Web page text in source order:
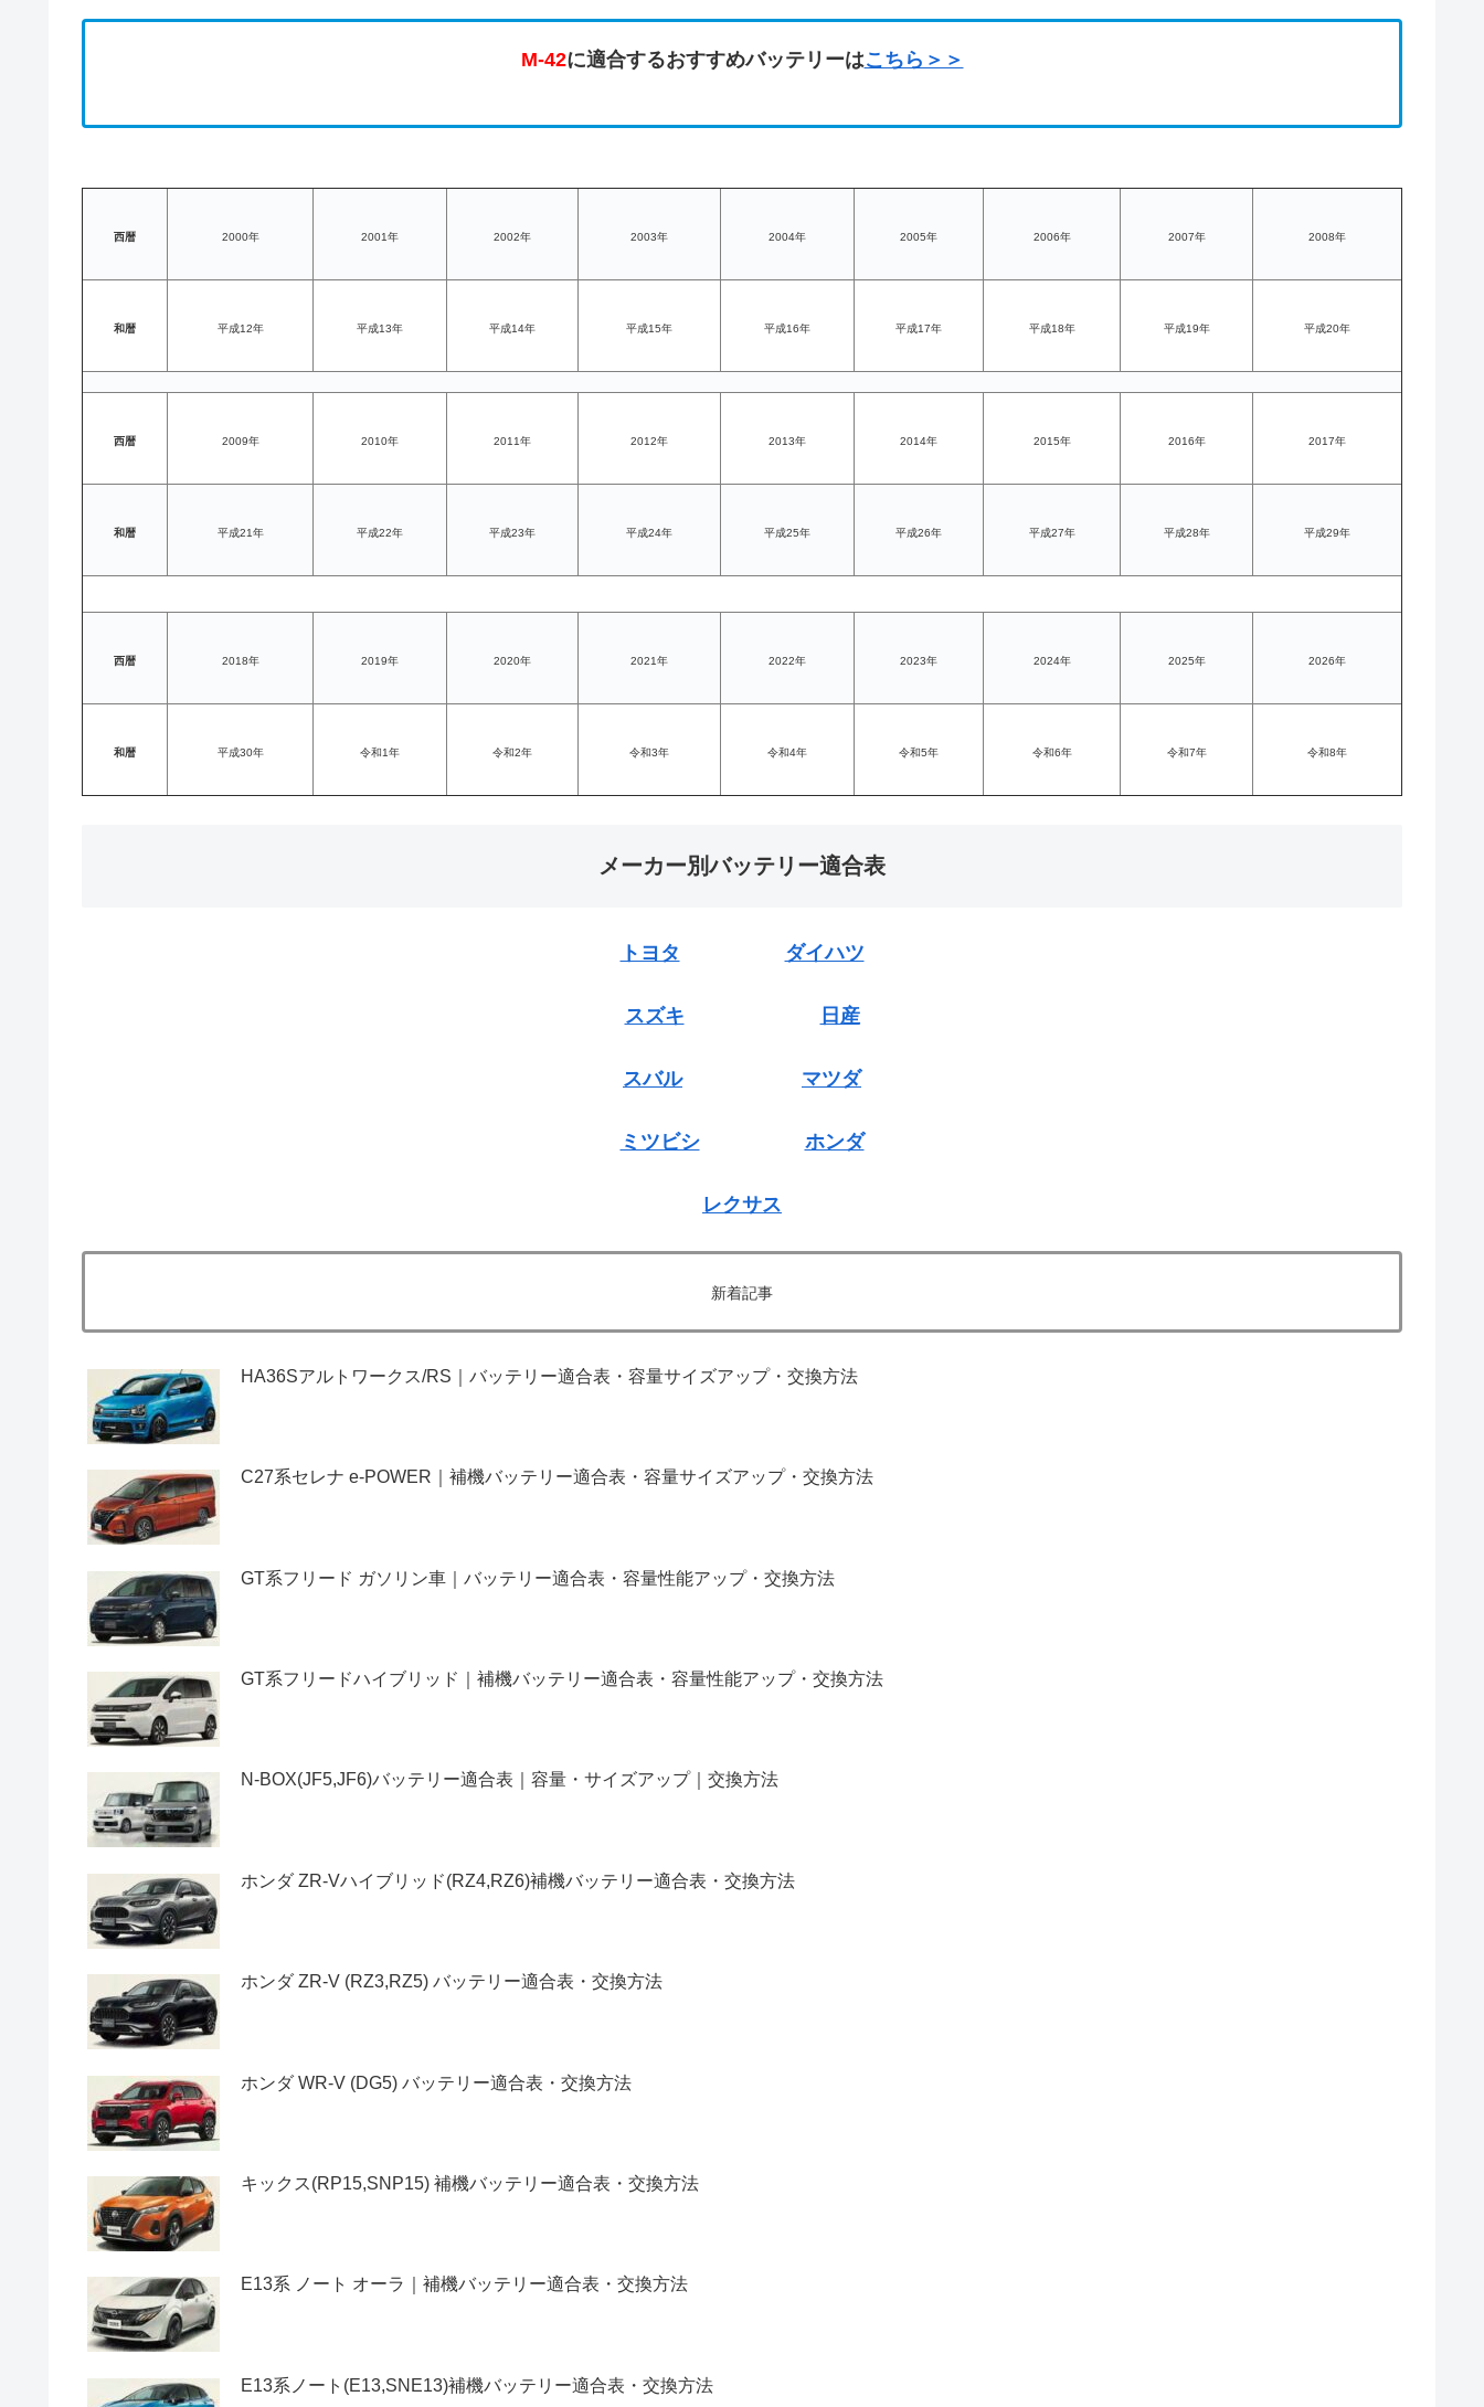
M-42に適合するおすすめバッテリーはこちら＞＞
西暦 2000年 2001年 2002年 2003年 2004年 2005年 2006年 2007年 2008年
和暦 平成12年 平成13年 平成14年 平成15年 平成16年 平成17年 平成18年 平成19年 平成20年
西暦 2009年 2010年 2011年 2012年 2013年 2014年 2015年 2016年 2017年
和暦 平成21年 平成22年 平成23年 平成24年 平成25年 平成26年 平成27年 平成28年 平成29年
西暦 2018年 2019年 2020年 2021年 2022年 2023年 2024年 2025年 2026年
和暦 平成30年 令和1年 令和2年 令和3年 令和4年 令和5年 令和6年 令和7年 令和8年
メーカー別バッテリー適合表
トヨタ ダイハツ
スズキ 日産
スバル マツダ
ミツビシ ホンダ
レクサス
新着記事
HA36Sアルトワークス/RS｜バッテリー適合表・容量サイズアップ・交換方法
C27系セレナ e-POWER｜補機バッテリー適合表・容量サイズアップ・交換方法
GT系フリード ガソリン車｜バッテリー適合表・容量性能アップ・交換方法
GT系フリードハイブリッド｜補機バッテリー適合表・容量性能アップ・交換方法
N-BOX(JF5,JF6)バッテリー適合表｜容量・サイズアップ｜交換方法
ホンダ ZR-Vハイブリッド(RZ4,RZ6)補機バッテリー適合表・交換方法
ホンダ ZR-V (RZ3,RZ5) バッテリー適合表・交換方法
ホンダ WR-V (DG5) バッテリー適合表・交換方法
キックス(RP15,SNP15) 補機バッテリー適合表・交換方法
E13系 ノート オーラ｜補機バッテリー適合表・交換方法
E13系ノート(E13,SNE13)補機バッテリー適合表・交換方法